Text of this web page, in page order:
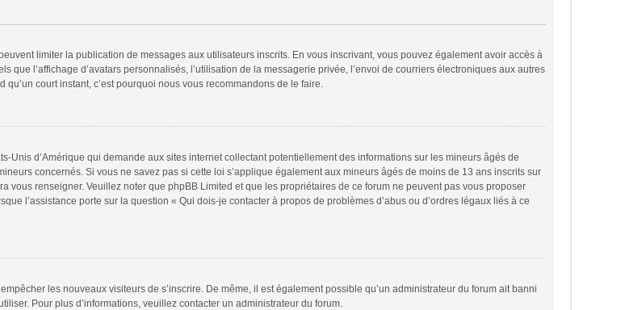
limiter la publication de messages aux utilisateurs inscrits. En vous inscrivant, vous pouvez également avoir accès à
l’affichage d’avatars personnalisés, l’utilisation de la messagerie privée, l’envoi de courriers électroniques aux autres
court instant, c’est pourquoi nous vous recommandons de le faire.
Unis d’Amérique qui demande aux sites internet collectant potentiellement des informations sur les mineurs âgés de
concernés. Si vous ne savez pas si cette loi s’applique également aux mineurs âgés de moins de 13 ans inscrits sur
renseigner. Veuillez noter que phpBB Limited et que les propriétaires de ce forum ne peuvent pas vous proposer
l’assistance porte sur la question « Qui dois-je contacter à propos de problèmes d’abus ou d’ordres légaux liés à ce
les nouveaux visiteurs de s’inscrire. De même, il est également possible qu’un administrateur du forum ait banni
Pour plus d’informations, veuillez contacter un administrateur du forum.